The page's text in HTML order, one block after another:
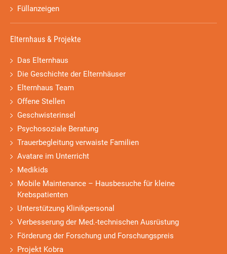
Füllanzeigen
Elternhaus & Projekte
Das Elternhaus
Die Geschichte der Elternhäuser
Elternhaus Team
Offene Stellen
Geschwisterinsel
Psychosoziale Beratung
Trauerbegleitung verwaiste Familien
Avatare im Unterricht
Medikids
Mobile Maintenance – Hausbesuche für kleine
Krebspatienten
Unterstützung Klinikpersonal
Verbesserung der Med.-technischen Ausrüstung
Förderung der Forschung und Forschungspreis
Projekt Kobra